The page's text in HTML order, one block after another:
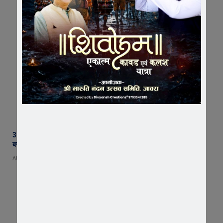
36 घंटे में अंधे कत्ल का खुलासा : सिंदुरकिया हत्याकांड का आरोपी गिरफ्तार, चाकू
बरामद
AUGUST 6, 2026